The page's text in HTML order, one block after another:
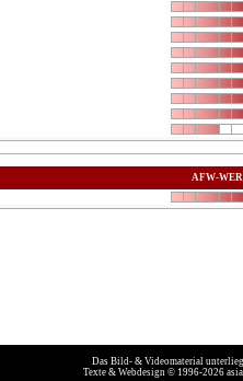
AFW-
Das Bild- & Videomaterial
Texte & Webdesign © 1996-2026